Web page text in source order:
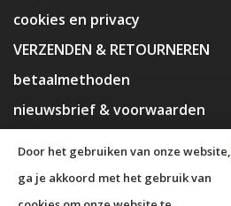
cookies en privacy
VERZENDEN & RETOURNEREN
betaalmethoden
nieuwsbrief & voorwaarden
Door het gebruiken van onze website,
ga je akkoord met het gebruik van